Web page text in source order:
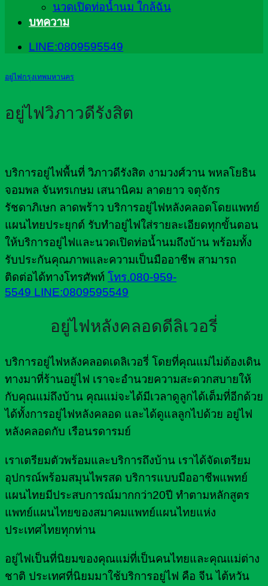
นวดเปิดท่อน้ำนม ใกล้ฉัน
บทความ
LINE:0809595549
อยู่ไฟกรุงเทพมหานคร
อยู่ไฟวิภาวดีรังสิต
บริการอยู่ไฟพื้นที่ วิภาวดีรังสิต งามวงศ์วาน พหลโยธิน
จอมพล จันทรเกษม เสนานิคม ลาดยาว จตุจักร
รัชดาภิเษก ลาดพร้าว บริการอยู่ไฟหลังคลอดโดยแพทย์
แผนไทยประยุกต์ รับทำอยู่ไฟใส่รายละเอียดทุกขั้นตอน
ให้บริการอยู่ไฟและนวดเปิดท่อน้ำนมถึงบ้าน พร้อมทั้ง
รับประกันคุณภาพและความเป็นมืออาชีพ สามารถ
ติดต่อได้ทางโทรศัพท์ โทร.080-959-
5549 LINE:0809595549
อยู่ไฟหลังคลอดดีลิเวอรี่
บริการอยู่ไฟหลังคลอดเดลิเวอรี่ โดยที่คุณแม่ไม่ต้องเดิน
ทางมาที่ร้านอยู่ไฟ เราจะอำนวยความสะดวกสบายให้
กับคุณแม่ถึงบ้าน คุณแม่จะได้มีเวลาดูลูกได้เต็มที่อีกด้วย
ได้ทั้งการอยู่ไฟหลังคลอด และได้ดูแลลูกไปด้วย อยู่ไฟ
หลังคลอดกับ เรือนรดารมย์
เราเตรียมตัวพร้อมและบริการถึงบ้าน เราได้จัดเตรียม
อุปกรณ์พร้อมสมุนไพรสด บริการแบบมืออาชีพแพทย์
แผนไทยมีประสบการณ์มากกว่า20ปี ทำตามหลักสูตร
แพทย์แผนไทยของสมาคมแพทย์แผนไทยแห่ง
ประเทศไทยทุกท่าน
อยู่ไฟเป็นที่นิยมของคุณแม่ที่เป็นคนไทยและคุณแม่ต่าง
ชาติ ประเทศที่นิยมมาใช้บริการอยู่ไฟ คือ จีน ไต้หวัน